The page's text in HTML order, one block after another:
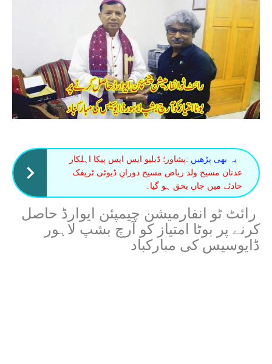
یہ بھی پڑھیں :پشاور؛ ڈبلیو ایس ایس پیکا اہلکار
عدنان مسیح ولد ریاض مسیح دورانِ ڈیوٹی ٹریفک
حادثے میں جاں بحق ہو گیا۔
رائٹ ٹو انفارمیشن چیمپئن ایوارڈ حاصل
کرنے پر بوٹا امتیاز کو آرچ بشپ لاہور
ڈایوسیس کی مبارکباد